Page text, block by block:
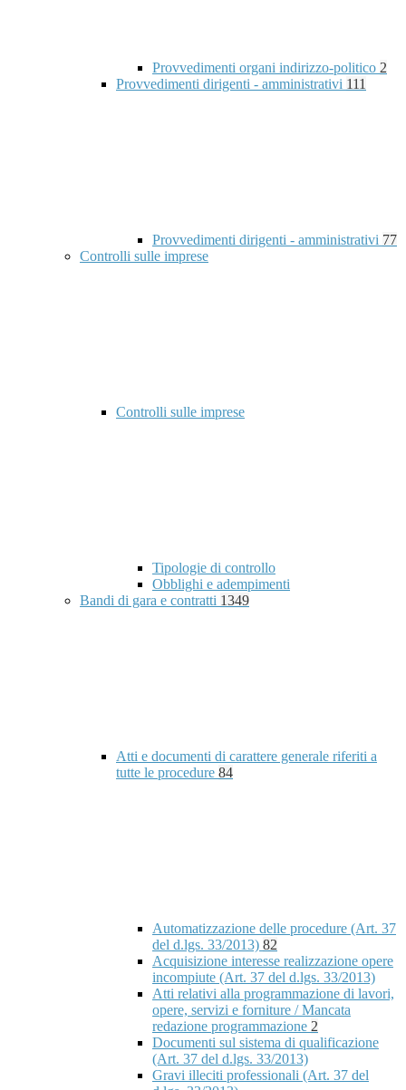
Provvedimenti organi indirizzo-politico 2
Provvedimenti dirigenti - amministrativi 111
Provvedimenti dirigenti - amministrativi 77
Controlli sulle imprese
Controlli sulle imprese
Tipologie di controllo
Obblighi e adempimenti
Bandi di gara e contratti 1349
Atti e documenti di carattere generale riferiti a
tutte le procedure 84
Automatizzazione delle procedure (Art. 37
del d.lgs. 33/2013) 82
Acquisizione interesse realizzazione opere
incompiute (Art. 37 del d.lgs. 33/2013)
Atti relativi alla programmazione di lavori,
opere, servizi e forniture / Mancata
redazione programmazione 2
Documenti sul sistema di qualificazione
(Art. 37 del d.lgs. 33/2013)
Gravi illeciti professionali (Art. 37 del